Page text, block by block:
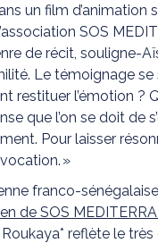
un film d’animation
SOS
de récit, souligne-
Le témoignage se
restituer l’émotion ?
que l’on se doit de
Pour laisser
»
franco-
de SOS
reflète le